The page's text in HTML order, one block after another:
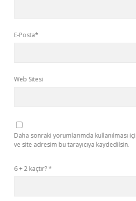
E-Posta*
Web Sitesi
Daha sonraki yorumlarımda kullanılması
ve site adresim bu tarayıcıya kaydedilsin.
6 + 2 kaçtır?*